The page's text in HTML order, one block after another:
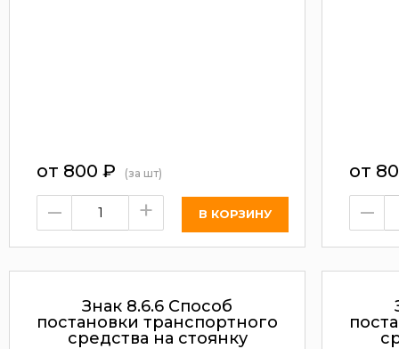
от 800 ₽ (за шт)
– +
от
–
Знак 8.6.6 Способ
постановки транспортного
средства на стоянку